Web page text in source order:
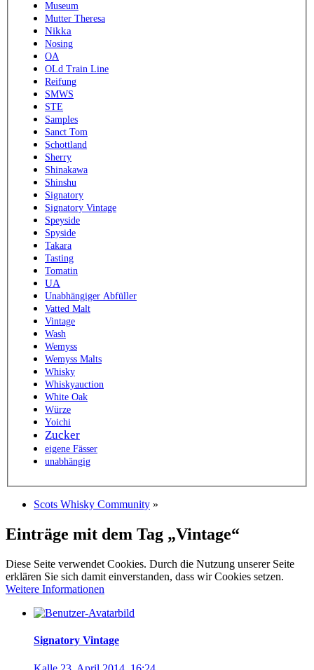
Museum
Mutter Theresa
Nikka
Nosing
OA
OLd Train Line
Reifung
SMWS
STE
Samples
Sanct Tom
Schottland
Sherry
Shinakawa
Shinshu
Signatory
Signatory Vintage
Speyside
Spyside
Takara
Tasting
Tomatin
UA
Unabhängiger Abfüller
Vatted Malt
Vintage
Wash
Wemyss
Wemyss Malts
Whisky
Whiskyauction
White Oak
Würze
Yoichi
Zucker
eigene Fässer
unabhängig
Scots Whisky Community »
Einträge mit dem Tag „Vintage“
Diese Seite verwendet Cookies. Durch die Nutzung unserer Seite
erklären Sie sich damit einverstanden, dass wir Cookies setzen.
Weitere Informationen
Signatory Vintage